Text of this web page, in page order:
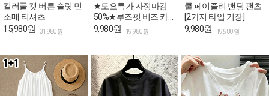
컬러풀 캣 버튼 슬릿 민
소매 티셔츠
15,980원 31,980원
★토요특가 자정마감
50%★루즈핏 비즈 카
라넥 반팔 블라우스
9,980원 19,980원
쿨 페이즐리 밴딩 팬츠
[2가지 타입 기장]
9,980원 19,980원